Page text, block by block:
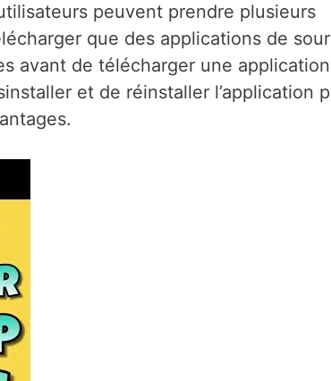
peuvent prendre plusieurs
que des applications de
avant de télécharger une
et de réinstaller l’application